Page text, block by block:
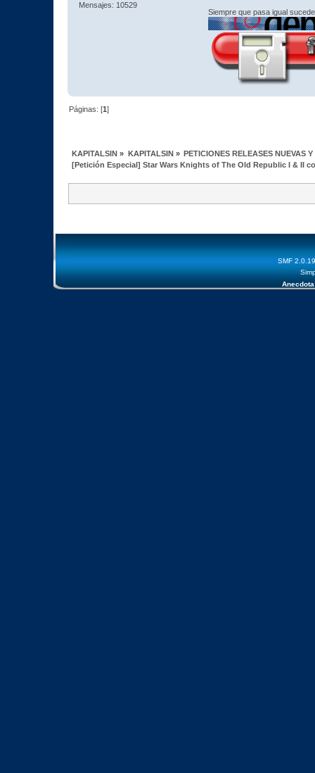
Mensajes: 10529
Siempre que pasa igual
Páginas: [1]
KAPITALSIN » KAPITALSIN» PETICIONES RELEASES NUEVAS
[Petición Especial] Star Wars Knights of The Old Republic I & II
SMF 2.0.19
Anecdota